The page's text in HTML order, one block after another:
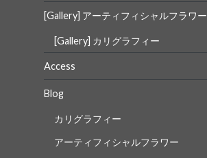
[Gallery] アーティフィシャルフラワー
[Gallery] カリグラフィー
Access
Blog
カリグラフィー
アーティフィシャルフラワー